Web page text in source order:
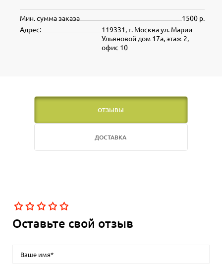
1500 р.
Мин. сумма заказа
119331, г. Москва ул. Марии
Ульяновой дом 17а, этаж 2,
офис 10
Адрес:
ОТЗЫВЫ
ДОСТАВКА
Оставьте свой отзыв